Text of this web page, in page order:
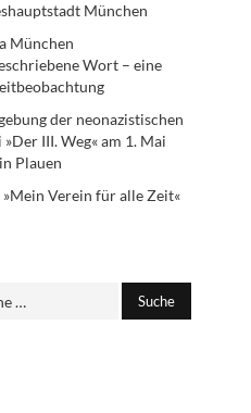
München
München
Wort – eine
der neonazistischen
»Der III. Weg« am 1. Mai
Plauen
»Mein Verein für alle Zeit«